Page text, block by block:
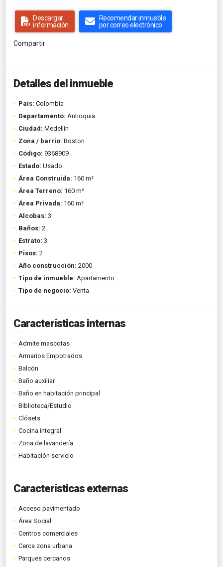
Descargar
información
Recomendar inmueble
por correo electrónico
Compartir
Detalles del inmueble
País: Colombia
Departamento: Antioquia
Ciudad: Medellín
Zona / barrio: Boston
Código: 9368909
Estado: Usado
Área Construida: 160 m²
Área Terreno: 160 m²
Área Privada: 160 m²
Alcobas: 3
Baños: 2
Estrato: 3
Pisos: 2
Año construcción: 2000
Tipo de inmueble: Apartamento
Tipo de negocio: Venta
Características internas
Admite mascotas
Armarios Empotrados
Balcón
Baño auxiliar
Baño en habitación principal
Biblioteca/Estudio
Clósets
Cocina integral
Zona de lavandería
Habitación servicio
Características externas
Acceso pavimentado
Área Social
Centros comerciales
Cerca zona urbana
Parques cercanos